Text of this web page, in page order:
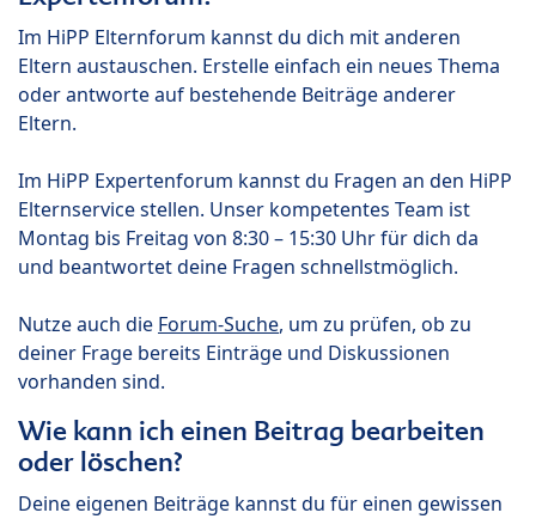
Im HiPP Elternforum kannst du dich mit anderen
Eltern austauschen. Erstelle einfach ein neues Thema
oder antworte auf bestehende Beiträge anderer
Eltern.
Im HiPP Expertenforum kannst du Fragen an den HiPP
Elternservice stellen. Unser kompetentes Team ist
Montag bis Freitag von 8:30 – 15:30 Uhr für dich da
und beantwortet deine Fragen schnellstmöglich.
Nutze auch die Forum-Suche, um zu prüfen, ob zu
deiner Frage bereits Einträge und Diskussionen
vorhanden sind.
Wie kann ich einen Beitrag bearbeiten
oder löschen?
Deine eigenen Beiträge kannst du für einen gewissen